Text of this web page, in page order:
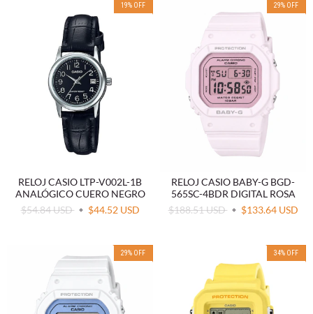
19% OFF
RELOJ CASIO LTP-V002L-1B
ANALÓGICO CUERO NEGRO
$54.84 USD
$44.52 USD
29% OFF
RELOJ CASIO BABY-G BGD-
565SC-4BDR DIGITAL ROSA
$188.51 USD
$133.64 USD
29% OFF 34% OFF